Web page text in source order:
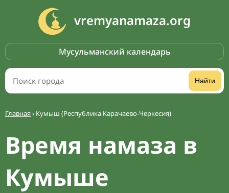
vremyanamaza.org
Мусульманский календарь
Найти
Главная› Кумыш (Республика Карачаево-Черкесия)
Время намаза в
Кумыше